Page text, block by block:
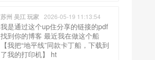
苏州 吴江 玩家 2026-05-19 11:13:54
我是通过这个up住分享的链接的pdf
找到你的博客 最近我在做这个船
【我把“地平线”同款卡丁船，下载到
了我的打印机】 ht